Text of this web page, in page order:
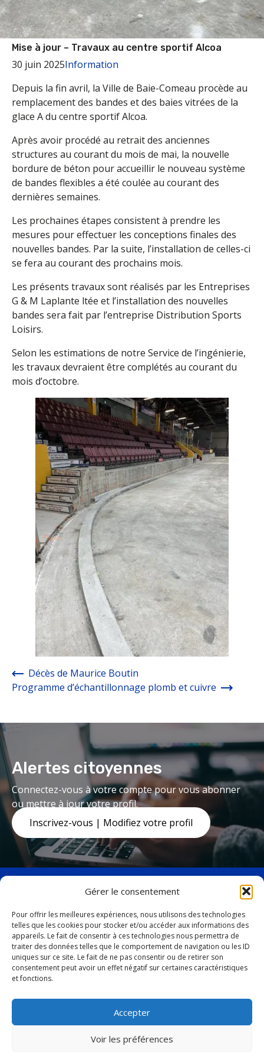
Gérer le consentement
Pour offrir les meilleures expériences, nous utilisons des technologies
telles que les cookies pour stocker et/ou accéder aux informations des
appareils. Le fait de consentir à ces technologies nous permettra de
traiter des données telles que le comportement de navigation ou les ID
uniques sur ce site. Le fait de ne pas consentir ou de retirer son
consentement peut avoir un effet négatif sur certaines caractéristiques
et fonctions.
Accepter
Voir les préférences
Mise à jour – Travaux au centre sportif Alcoa
30 juin 2025Information
Depuis la fin avril, la Ville de Baie-Comeau procède au
remplacement des bandes et des baies vitrées de la
glace A du centre sportif Alcoa.
Après avoir procédé au retrait des anciennes
structures au courant du mois de mai, la nouvelle
bordure de béton pour accueillir le nouveau système
de bandes flexibles a été coulée au courant des
dernières semaines.
Les prochaines étapes consistent à prendre les
mesures pour effectuer les conceptions finales des
nouvelles bandes. Par la suite, l’installation de celles-ci
se fera au courant des prochains mois.
Les présents travaux sont réalisés par les Entreprises
G & M Laplante ltée et l’installation des nouvelles
bandes sera fait par l’entreprise Distribution Sports
Loisirs.
Selon les estimations de notre Service de l’ingénierie,
les travaux devraient être complétés au courant du
mois d’octobre.
Décès de Maurice Boutin
Programme d’échantillonnage plomb et cuivre
Alertes citoyennes
Connectez-vous à votre compte pour vous abonner
ou mettre à jour votre profil.
Inscrivez-vous | Modifiez votre profil
facebook
twitter
19, avenue Marquette,
Baie-Comeau (Québec)
G4Z 1K5
Tél. :418 296-4931
vbc@ville.baie-comeau.qc.ca